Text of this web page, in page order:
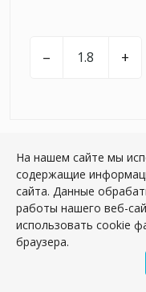
– +
НОВИНКА
На нашем сайте мы
содержащие
сайта. Данные
работы нашего веб-
использовать cookie
браузера.